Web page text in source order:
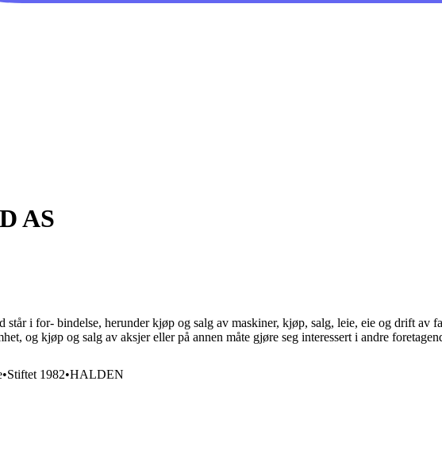
AS
står i for- bindelse, herunder kjøp og salg av maskiner, kjøp, salg, leie, eie og drift av
og kjøp og salg av aksjer eller på annen måte gjøre seg interessert i andre
•Stiftet 1982•HALDEN